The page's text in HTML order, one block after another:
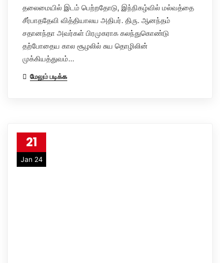
தலைமையில் இடம் பெற்றதோடு, இந்நிகழ்வில் மல்வத்தை
சீர்பாததேவி வித்தியாலய அதிபர். திரு. ஆனந்தம்
சதானந்தா அவர்கள் பிரமுகராக கலந்துகொண்டு
தற்போதைய கால சூழலில் சுய தொழிலின்
முக்கியத்துவம்…
மேலும் படிக்க
21
Jan 24